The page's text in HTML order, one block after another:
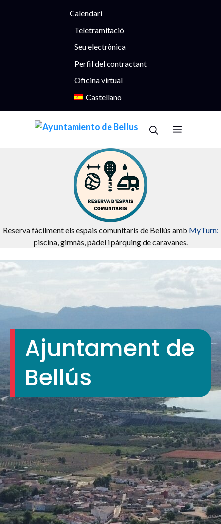
Calendari
Teletramitació
Seu electrònica
Perfil del contractant
Oficina virtual
Castellano
Menu
Reserva fàcilment els espais comunitaris de Bellús amb MyTurn:
piscina, gimnàs, pàdel i pàrquing de caravanes.
Ajuntament de
Bellús